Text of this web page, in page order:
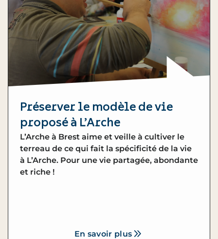
Préserver le modèle de vie
proposé à L’Arche
L’Arche à Brest aime et veille à cultiver le
terreau de ce qui fait la spécificité de la vie
à L’Arche. Pour une vie partagée, abondante
et riche !
En savoir plus